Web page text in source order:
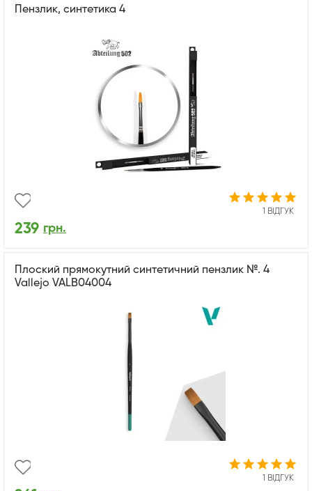
Пензлик, синтетика 4
1 ВІДГУК
239 грн.
Плоский прямокутний синтетичний пензлик №. 4
Vallejo VALB04004
1 ВІДГУК